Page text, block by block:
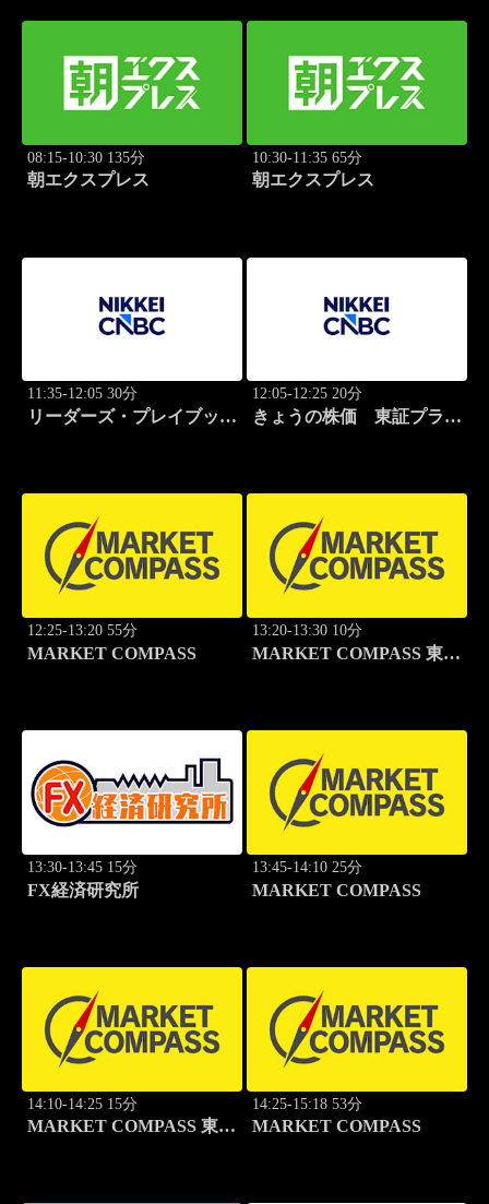
08:15-10:30 135分
朝エクスプレス
10:30-11:35 65分
朝エクスプレス
11:35-12:05 30分
リーダーズ・プレイブック
12:05-12:25 20分
きょうの株価 東証プライ
12:25-13:20 55分
MARKET COMPASS
13:20-13:30 10分
MARKET COMPASS 東証
13:30-13:45 15分
FX経済研究所
13:45-14:10 25分
MARKET COMPASS
14:10-14:25 15分
MARKET COMPASS 東証
14:25-15:18 53分
MARKET COMPASS